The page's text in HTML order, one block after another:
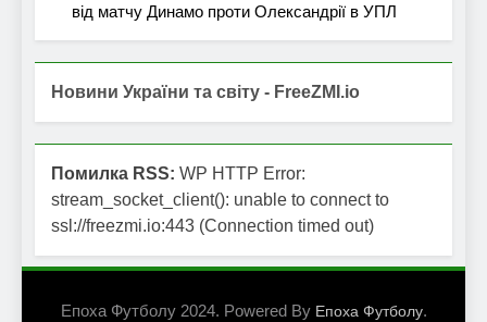
від матчу Динамо проти Олександрії в УПЛ
Новини України та світу - FreeZMI.io
Помилка RSS: WP HTTP Error:
stream_socket_client(): unable to connect to
ssl://freezmi.io:443 (Connection timed out)
Епоха Футболу 2024. Powered By Епоха Футболу.